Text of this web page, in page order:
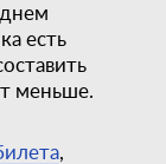
есть
меньше.
,